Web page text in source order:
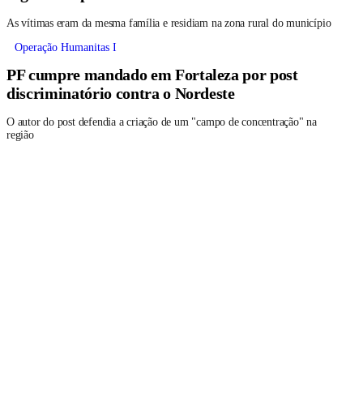
As vítimas eram da mesma família e residiam na zona rural do município
Operação Humanitas I
PF cumpre mandado em Fortaleza por post
discriminatório contra o Nordeste
O autor do post defendia a criação de um "campo de concentração" na
região